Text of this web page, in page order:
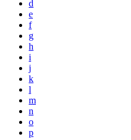
d
e
f
g
h
i
j
k
l
m
n
o
p